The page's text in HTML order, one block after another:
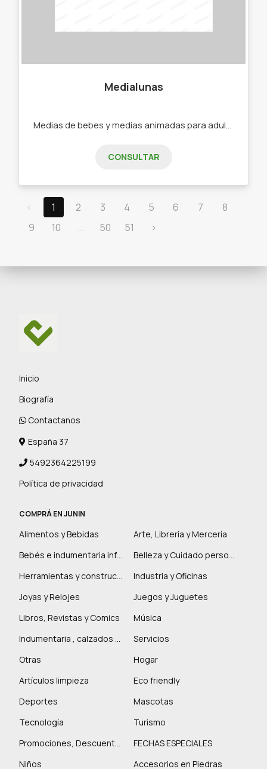
Medialunas
CONSULTAR
‹ 1 2 3 4 5 6 7
8
9
10 ... 50 51 ›
Inicio
Biografía
Contactanos
España 37
5492364225199
Política de privacidad
COMPRÁ EN JUNIN
Alimentos y Bebidas
Arte, Librería y Mercería
Bebés e indumentaria infantil
Belleza y Cuidado personal
Herramientas y construcción
Industria y Oficinas
Joyas y Relojes
Juegos y Juguetes
Libros, Revistas y Comics
Música
Indumentaria , calzados y marroquinería
Servicios
Otras
Hogar
Artículos limpieza
Eco friendly
Deportes
Mascotas
Tecnología
Turismo
Promociones, Descuentos y más
FECHAS ESPECIALES
Niños
Accesorios en Piedras